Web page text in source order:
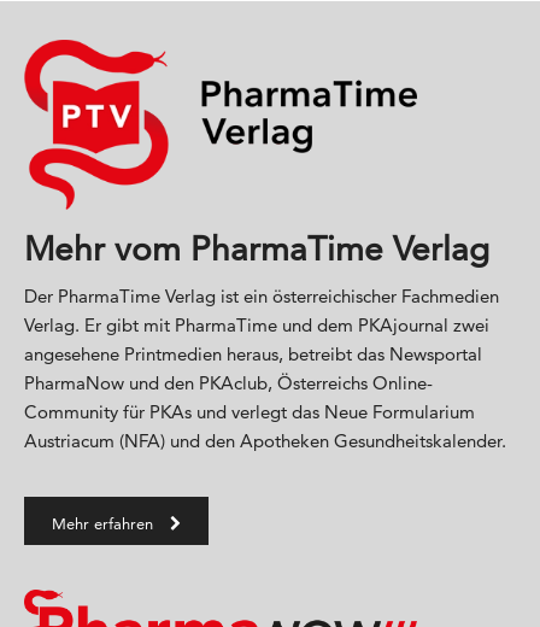
Mehr vom PharmaTime Verlag
Der PharmaTime Verlag ist ein österreichischer Fachmedien
Verlag. Er gibt mit PharmaTime und dem PKAjournal zwei
angesehene Printmedien heraus, betreibt das Newsportal
PharmaNow und den PKAclub, Österreichs Online-
Community für PKAs und verlegt das Neue Formularium
Austriacum (NFA) und den Apotheken Gesundheitskalender.
Mehr erfahren